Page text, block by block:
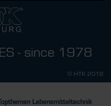
- since 1978
© HTK 2018
Lebensmitteltechnik